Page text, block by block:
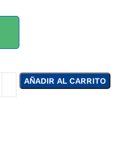
AÑADIR AL CARRITO